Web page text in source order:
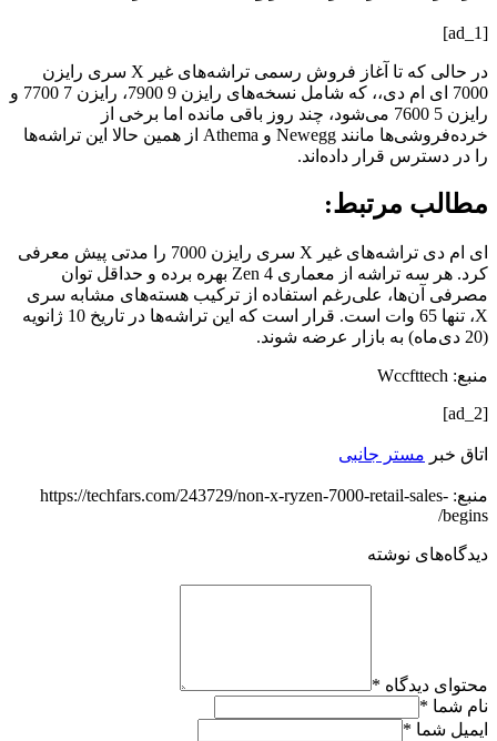
[ad_1]
در حالی که تا آغاز فروش رسمی تراشه‌های غیر X سری رایزن
7000 ای ام دی،، که شامل نسخه‌های رایزن 9 7900، رایزن 7 7700 و
رایزن 5 7600 می‌شود، چند روز باقی مانده اما برخی از
خرده‌فروشی‌ها مانند Newegg و Athema از همین حالا این تراشه‌ها
را در دسترس قرار داده‌اند.
مطالب مرتبط:
ای ام دی تراشه‌های غیر X سری رایزن 7000 را مدتی پیش معرفی
کرد. هر سه تراشه از معماری Zen 4 بهره برده و حداقل توان
مصرفی آن‌ها، علی‌رغم استفاده از ترکیب هسته‌های مشابه سری
X، تنها 65 وات است. قرار است که این تراشه‌ها در تاریخ 10 ژانویه
(20 دی‌ماه) به بازار عرضه شوند.
منبع: Wccfttech
[ad_2]
اتاق خبر مستر جانبی
منبع: https://techfars.com/243729/non-x-ryzen-7000-retail-sales-
begins/
دیدگاه‌های نوشته
محتوای دیدگاه *
نام شما *
ایمیل شما *